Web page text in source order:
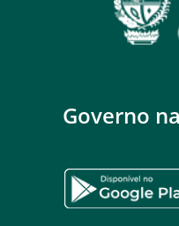
Governo